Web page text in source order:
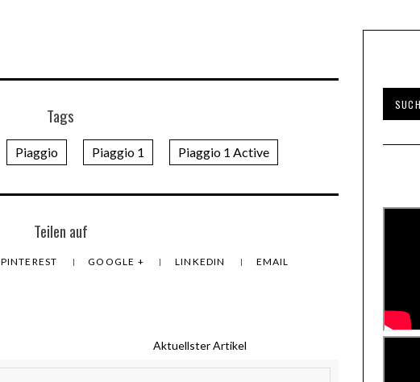
Tags
Piaggio Piaggio 1 Piaggio 1 Active
Teilen auf
PINTEREST GOOGLE + LINKEDIN EMAIL
Aktuellster Artikel